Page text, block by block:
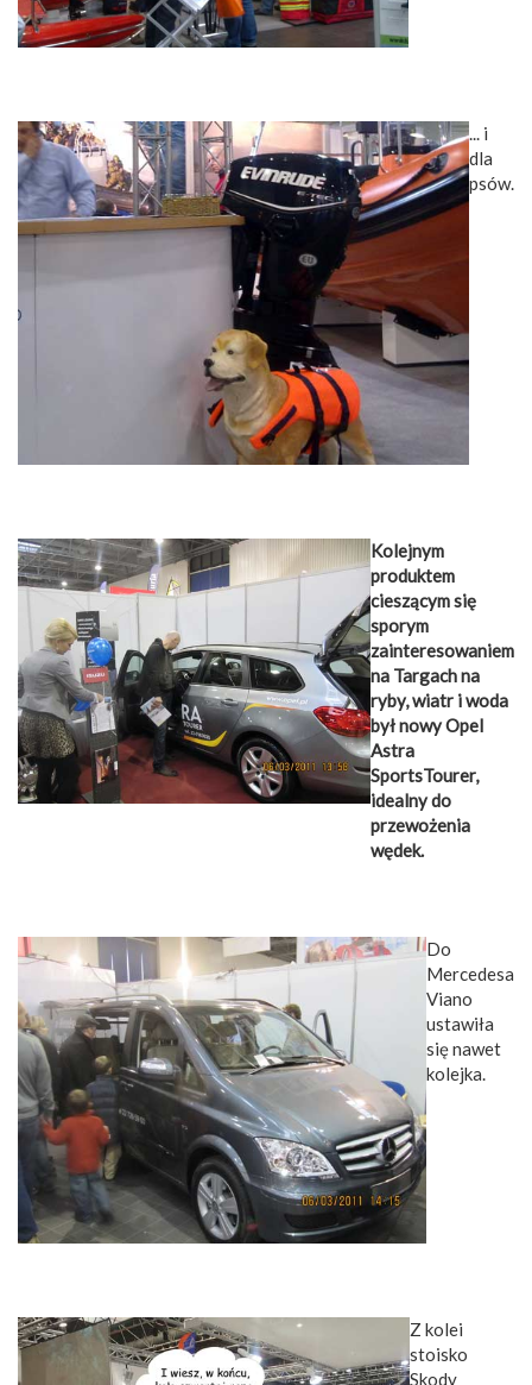
... i
dla
psów.
Kolejnym
produktem
cieszącym się
sporym
zainteresowaniem
na Targach na
ryby, wiatr i woda
był nowy Opel
Astra
SportsTourer,
idealny do
przewożenia
wędek.
Do
Mercedesa
Viano
ustawiła
się nawet
kolejka.
Z kolei
stoisko
Skody